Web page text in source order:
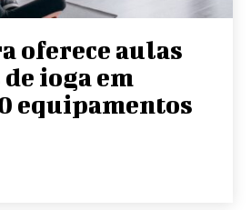
oferece aulas
ioga em
equipamentos